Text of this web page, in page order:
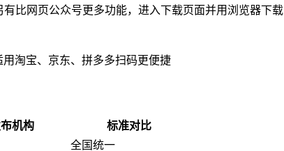
比网页公众号更多功能，进入下载页面并用浏览器下载
淘宝、京东、拼多多扫码更便捷
机构 标准对比
全国统一